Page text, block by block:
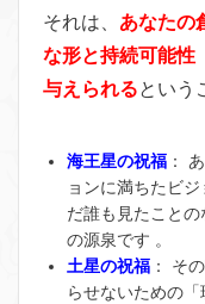
それは、 あなたの
な形と持続可能性
与えられるという
海王星の祝福 ：
ョンに満ちたビ
だ誰も見たこと
の源泉です 。
土星の祝福 ： そ
らせないための